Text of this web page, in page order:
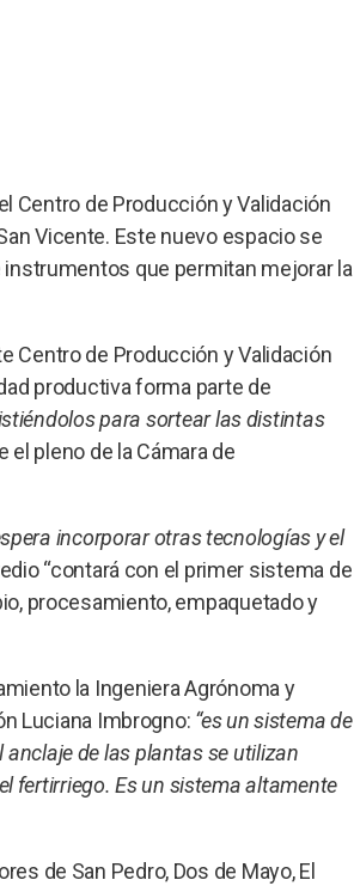
Centro de Producción y Validación
Vicente. Este nuevo espacio se
que permitan mejorar la
Centro de Producción y Validación
productiva forma parte de
para sortear las distintas
el pleno de la Cámara de
incorporar otras tecnologías y el
“contará con el primer sistema de
procesamiento, empaquetado y
la Ingeniera Agrónoma y
Luciana Imbrogno: “es un sistema de
de las plantas se utilizan
fertirriego. Es un sistema altamente
de San Pedro, Dos de Mayo, El